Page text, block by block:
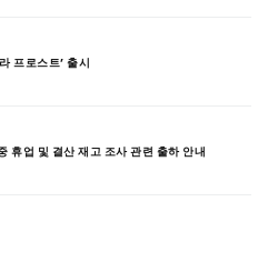
프로스트’ 출시
휴업 및 결산 재고 조사 관련 출하 안내